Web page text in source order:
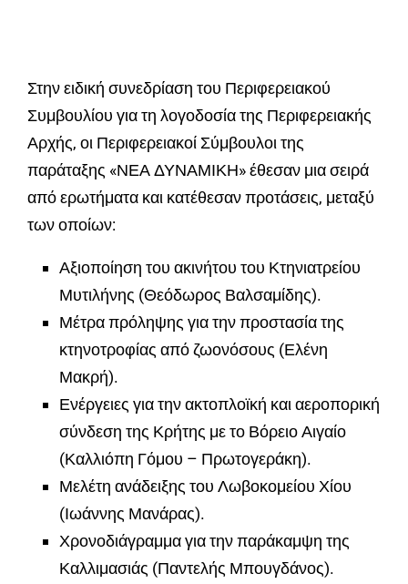
Στην ειδική συνεδρίαση του Περιφερειακού
Συμβουλίου για τη λογοδοσία της Περιφερειακής
Αρχής, οι Περιφερειακοί Σύμβουλοι της
παράταξης «ΝΕΑ ΔΥΝΑΜΙΚΗ» έθεσαν μια σειρά
από ερωτήματα και κατέθεσαν προτάσεις, μεταξύ
των οποίων:
Αξιοποίηση του ακινήτου του Κτηνιατρείου
Μυτιλήνης (Θεόδωρος Βαλσαμίδης).
Μέτρα πρόληψης για την προστασία της
κτηνοτροφίας από ζωονόσους (Ελένη
Μακρή).
Ενέργειες για την ακτοπλοϊκή και αεροπορική
σύνδεση της Κρήτης με το Βόρειο Αιγαίο
(Καλλιόπη Γόμου – Πρωτογεράκη).
Μελέτη ανάδειξης του Λωβοκομείου Χίου
(Ιωάννης Μανάρας).
Χρονοδιάγραμμα για την παράκαμψη της
Καλλιμασιάς (Παντελής Μπουγδάνος).